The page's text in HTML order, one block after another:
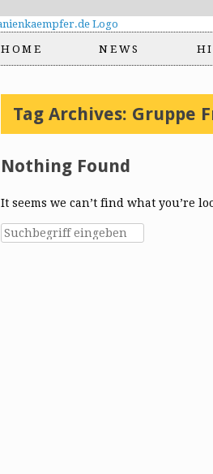
HOME NEWS
Tag Archives: Gruppe
Nothing Found
It seems we can’t find what you’re